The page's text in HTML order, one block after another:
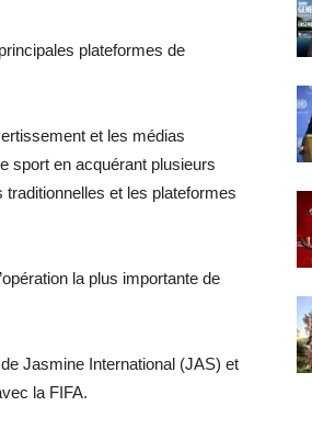
plateformes de
et les médias
sport en acquérant plusieurs
et les plateformes
la plus importante de
Jasmine International (JAS) et
la FIFA.